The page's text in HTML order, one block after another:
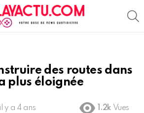
des routes dans
plus éloignée
il y a 4 ans 1.2k Vues